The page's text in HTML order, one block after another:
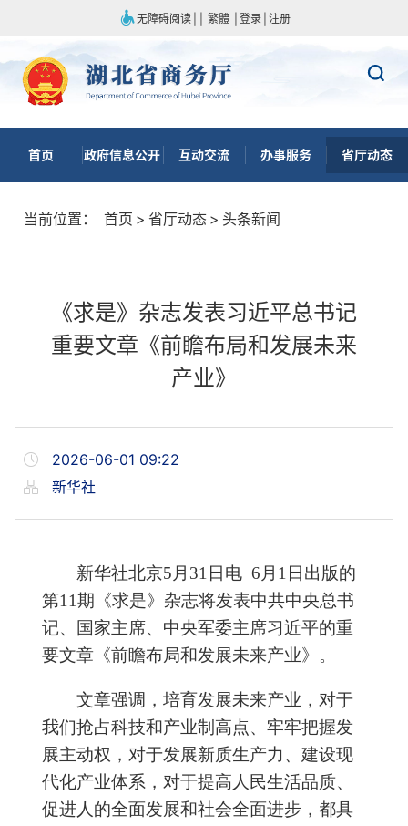
无障碍阅读 繁體 登录 注册
首页 政府信息公开 互动交流 办事服务 省厅动态
当前位置： 首页 > 省厅动态 > 头条新闻
《求是》杂志发表习近平总书记
重要文章《前瞻布局和发展未来
产业》
2026-06-01 09:22
新华社
新华社北京5月31日电 6月1日出版的
第11期《求是》杂志将发表中共中央总书
记、国家主席、中央军委主席习近平的重
要文章《前瞻布局和发展未来产业》。
文章强调，培育发展未来产业，对于
我们抢占科技和产业制高点、牢牢把握发
展主动权，对于发展新质生产力、建设现
代化产业体系，对于提高人民生活品质、
促进人的全面发展和社会全面进步，都具